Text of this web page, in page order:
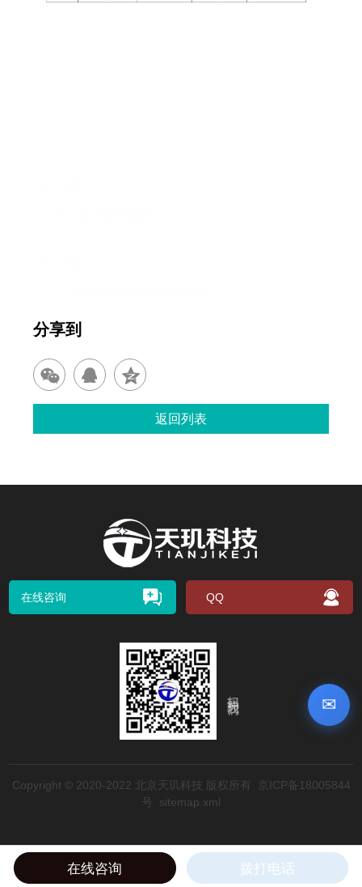
✉
分享到
返回列表
在线咨询 QQ
Copyright © 2020-2022 北京天玑科技 版权所有
京ICP备18005844
号
sitemap.xml
在线咨询 拨打电话